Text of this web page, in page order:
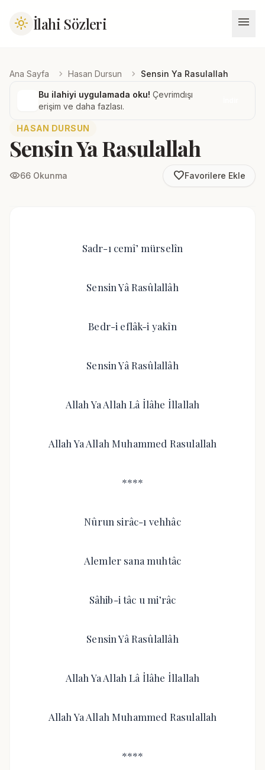
light_mode İlahi Sözleri menu
Ana Sayfa chevron_right Hasan Dursun chevron_right Sensin Ya Rasulallah
Bu ilahiyi uygulamada oku! Çevrimdışı
erişim ve daha fazlası.
HASAN DURSUN
Sensin Ya Rasulallah
visibility66 Okunma favorite_borderFavorilere Ekle
Sadr-ı cemî’ mürselîn
Sensin Yâ Rasûlallâh
Bedr-i eflâk-i yakîn
Sensin Yâ Rasûlallâh
Allah Ya Allah Lâ İlâhe İllallah
Allah Ya Allah Muhammed Rasulallah
****
Nûrun sirâc-ı vehhâc
Alemler sana muhtâc
Sâhib-i tâc u mi’râc
Sensin Yâ Rasûlallâh
Allah Ya Allah Lâ İlâhe İllallah
Allah Ya Allah Muhammed Rasulallah
****